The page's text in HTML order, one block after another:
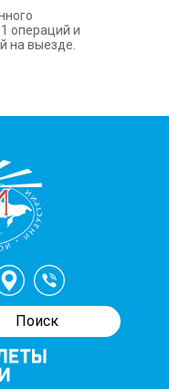
операций и
на выезде.